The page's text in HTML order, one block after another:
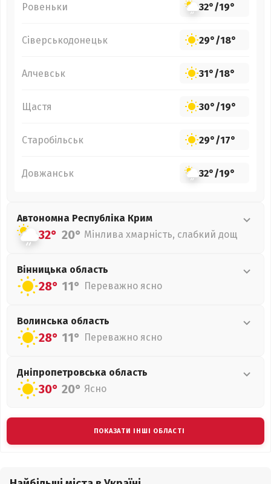
Ровеньки 32°/19°
Сіверськодонецьк 29°/18°
Алчевськ 31°/18°
Щастя 30°/19°
Старобільськ 29°/17°
Довжанськ 32°/19°
Автономна Республіка Крим
32° 20° Мінлива хмарність, слабкий дощ
Вінницька область
28° 11° Переважно ясно
Волинська область
28° 11° Переважно ясно
Дніпропетровська область
30° 20° Ясно
ПОКАЗАТИ ІНШІ ОБЛАСТІ